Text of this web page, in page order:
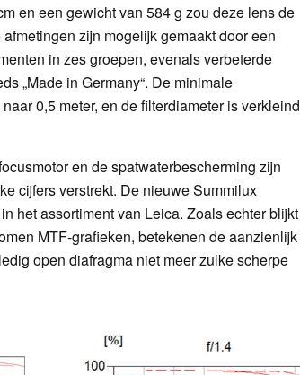
en een gewicht van 584 g zou deze lens de
zijn mogelijk gemaakt door een
in zes groepen, evenals verbeterde
„Made in Germany“. De minimale
0,5 meter, en de filterdiameter is verkleind
en de spatwaterbescherming zijn
cijfers verstrekt. De nieuwe Summilux
het assortiment van Leica. Zoals echter blijkt
MTF-grafieken, betekenen de aanzienlijk
open diafragma niet meer zulke scherpe